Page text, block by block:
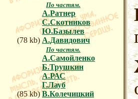
По частям.
А.Ратнер
С.Скотников
Ю.Базылев
(78 kb) А.Давидович
По частям.
А.Самойленко
Б.Трушкин
А.РАС
Г.Лауб
(85 kb)В.Колечицкий
В